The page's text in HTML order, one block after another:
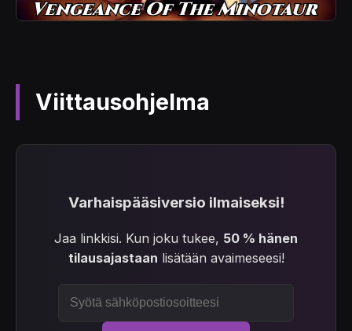
Viittausohjelma
Varhaispääsiversio ilmaiseksi!
Jaa linkkisi. Kun joku tukee, 50 % hänen
tilausajastaan lisätään avaimeseesi!